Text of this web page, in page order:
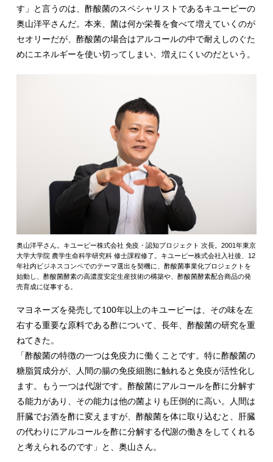
す」と言うのは、酢酸菌のスペシャリストであるキユーピーの
奥山洋平さんだ。本来、菌は何か栄養を食べて増えていくのが
セオリーだが、酢酸菌の場合はアルコールの中で耐えしのぐた
めにエネルギーを使い切ってしまい、増えにくいのだという。
奥山洋平さん。キユーピー株式会社 免疫・認知プロジェクト 次長。2001年東京
大学大学院 農学生命科学研究科 修士課程修了。キユーピー株式会社入社後、12
年社内ビジネスコンペでのテーマ選出を契機に、酢酸菌事業化プロジェクトを
始動し、酢酸菌酵素の高濃度安定生産技術の構築や、酢酸菌酵素配合商品の発
売育成に従事する。
マヨネーズを発売して100年以上のキユーピーは、その味を左
右する重要な原料である酢について、長年、酢酸菌の研究を重
ねてきた。
「酢酸菌の特徴の一つは免疫力に働くことです。特に酢酸菌の
糖脂質成分が、人間の腸の免疫細胞に触れると免疫が活性化し
ます。もう一つは代謝です。酢酸菌にアルコールを酢に分解す
る能力があり、その能力は他の菌よりも圧倒的に高い。人間は
肝臓でお酒を酢に変えますが、酢酸菌を体に取り込むと、肝臓
の代わりにアルコールを酢に分解する代謝の働きをしてくれる
と考えられるのです」と、奥山さん。